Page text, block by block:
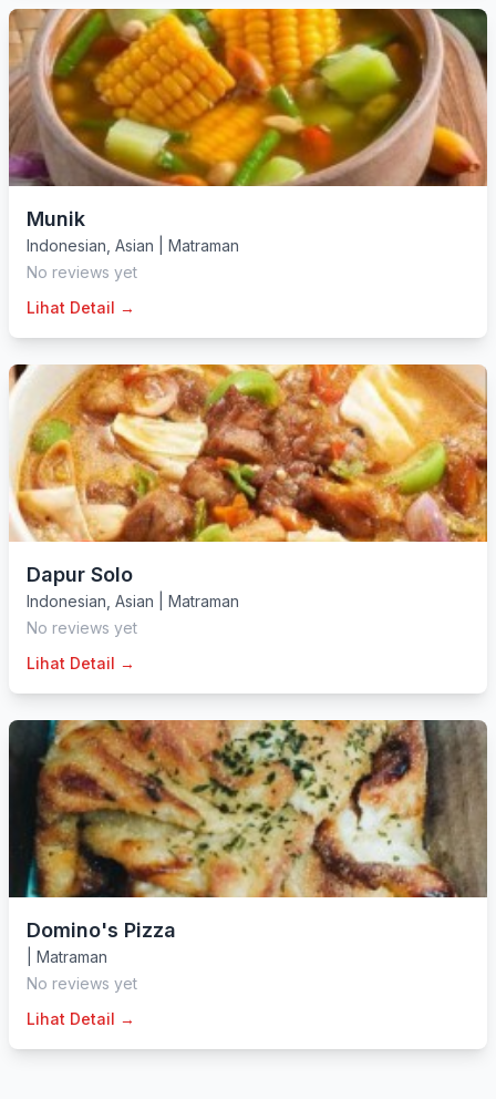
Munik
Indonesian Asian
Matraman
No reviews yet
Lihat Detail →
Dapur Solo
Indonesian Asian
Matraman
No reviews yet
Lihat Detail →
Domino's Pizza
Matraman
No reviews yet
Lihat Detail →